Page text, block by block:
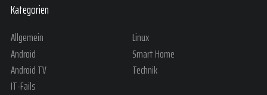
Kategorien
Allgemein
Android
Android TV
IT-Fails
Linux
Smart Home
Technik